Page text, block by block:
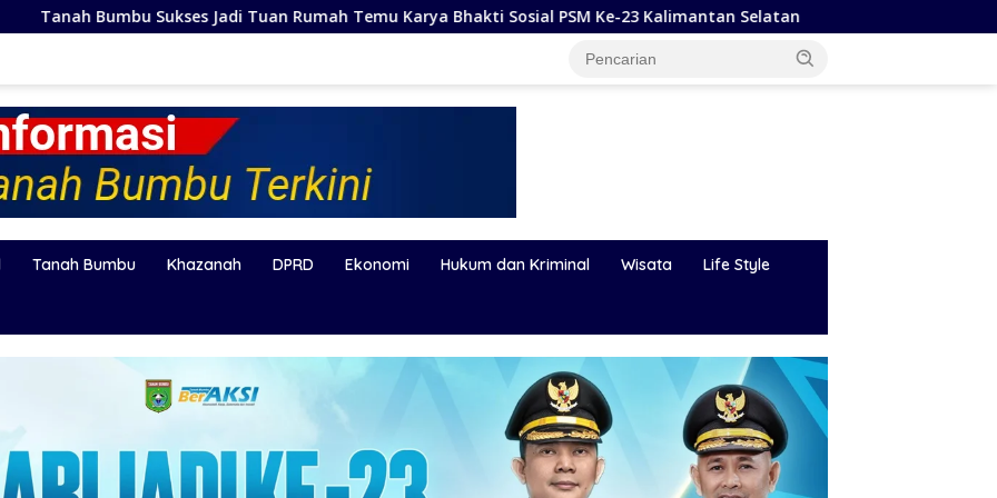
Tuan Rumah Temu Karya Bhakti Sosial PSM Ke-23 Kalimantan Selatan Hadapi Karhutla dan Bencana
Tanah Bumbu Khazanah DPRD Ekonomi Hukum dan Kriminal Wisata Life Style